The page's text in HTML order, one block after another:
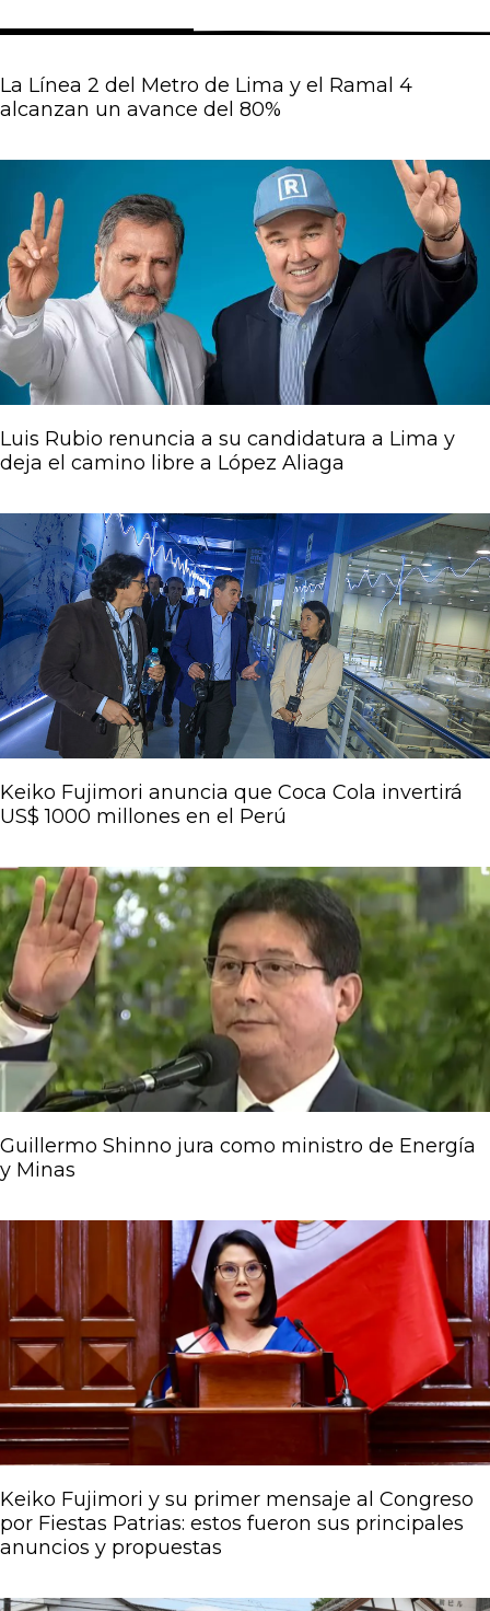
La Línea 2 del Metro de Lima y el Ramal 4
alcanzan un avance del 80%
Luis Rubio renuncia a su candidatura a Lima y
deja el camino libre a López Aliaga
Keiko Fujimori anuncia que Coca Cola invertirá
US$ 1000 millones en el Perú
Guillermo Shinno jura como ministro de Energía
y Minas
Keiko Fujimori y su primer mensaje al Congreso
por Fiestas Patrias: estos fueron sus principales
anuncios y propuestas
Página
Página
Página
Página
Página